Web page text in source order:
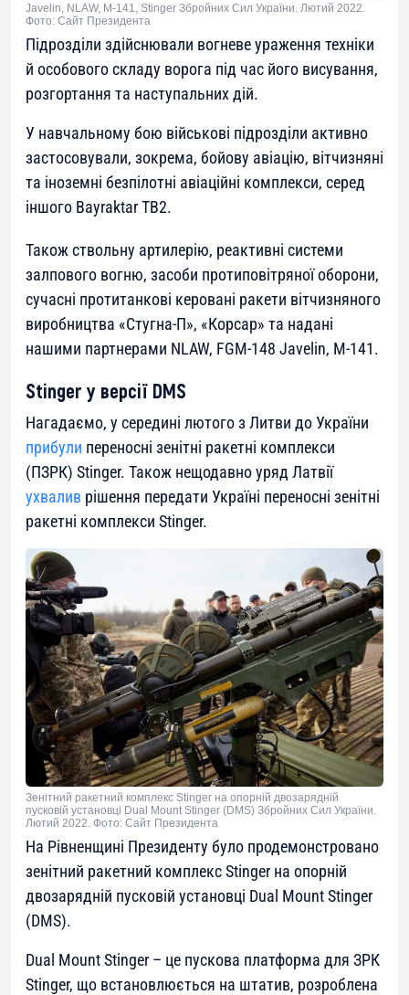
Javelin, NLAW, M-141, Stinger Збройних Сил України. Лютий 2022.
Фото: Сайт Президента
Підрозділи здійснювали вогневе ураження техніки
й особового складу ворога під час його висування,
розгортання та наступальних дій.
У навчальному бою військові підрозділи активно
застосовували, зокрема, бойову авіацію, вітчизняні
та іноземні безпілотні авіаційні комплекси, серед
іншого Bayraktar ТВ2.
Також ствольну артилерію, реактивні системи
залпового вогню, засоби протиповітряної оборони,
сучасні протитанкові керовані ракети вітчизняного
виробництва «Стугна-П», «Корсар» та надані
нашими партнерами NLAW, FGM-148 Javelin, M-141.
Stinger у версії DMS
Нагадаємо, у середині лютого з Литви до України
прибули переносні зенітні ракетні комплекси
(ПЗРК) Stinger. Також нещодавно уряд Латвії
ухвалив рішення передати Україні переносні зенітні
ракетні комплекси Stinger.
Зенітний ракетний комплекс Stinger на опорній двозарядній
пусковій установці Dual Mount Stinger (DMS) Збройних Сил України.
Лютий 2022. Фото: Сайт Президента
На Рівненщині Президенту було продемонстровано
зенітний ракетний комплекс Stinger на опорній
двозарядній пусковій установці Dual Mount Stinger
(DMS).
Dual Mount Stinger – це пускова платформа для ЗРК
Stinger, що встановлюється на штатив, розроблена